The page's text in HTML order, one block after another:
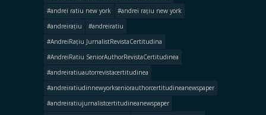
#andrei ratiu new york
#andrei rațiu new york
#andreirațiu
#andreiratiu
#AndreiRațiu JurnalistRevistaCertitudina
#AndreiRatiu SeniorAuthorRevistaCertitudinea
#andreiratiuautorrevistacertitudinea
#andreiratiudinnewyorkseniorauthorcertitudineanewspaper
#andreiratiujurnalistcertitudineanewspaper